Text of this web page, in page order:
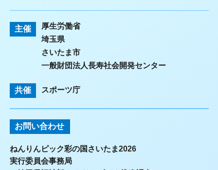
主催
厚生労働省
埼玉県
さいたま市
一般財団法人長寿社会開発センター
共催 スポーツ庁
お問い合わせ
ねんりんピック彩の国さいたま2026
実行委員会事務局